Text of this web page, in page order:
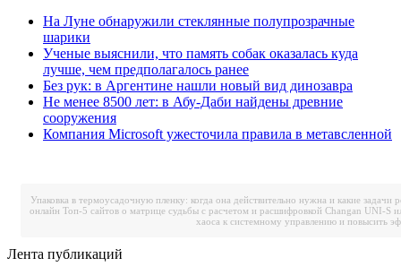
На Луне обнаружили стеклянные полупрозрачные
шарики
Ученые выяснили, что память собак оказалась куда
лучше, чем предполагалось ранее
Без рук: в Аргентине нашли новый вид динозавра
Не менее 8500 лет: в Абу-Даби найдены древние
сооружения
Компания Microsoft ужесточила правила в метавсленной
Упаковка в термоусадочную пленку: когда она действительно нужна и какие задачи
онлайн Топ-5 сайтов о матрице судьбы с расчетом и расшифровкой Changan UNI-S
хаоса к системному управлению и повысить
Лента публикаций